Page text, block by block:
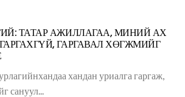
ТАТАР АЖИЛЛАГАА, МИНИЙ АХ
ГАРГАВАЛ ХӨГЖМИЙГ
хандан уриалга гаргаж,
сануул...